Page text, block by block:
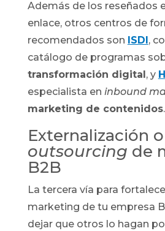
Además de los reseñados
enlace, otros centros de
recomendados son ISDI ,
catálogo de programas
transformación digital , y
especialista en inbound
marketing de contenidos.
Externalización o
outsourcing de
B2B
La tercera vía para
marketing de tu empresa
dejar que otros lo hagan